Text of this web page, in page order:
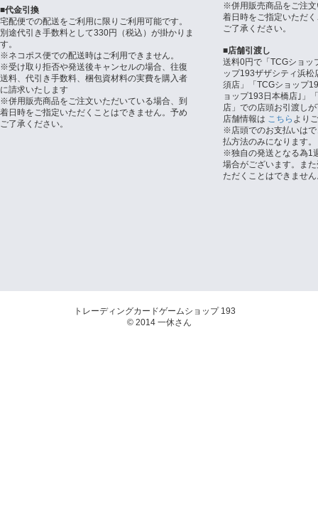
■代金引換
宅配便での配送をご利用に限りご利用可能です。
別途代引き手数料として330円（税込）が掛かりま
す。
※ネコポス便での配送時はご利用できません。
※受け取り拒否や発送後キャンセルの場合、往復
送料、代引き手数料、梱包資材料の実費を購入者
に請求いたします
※併用販売商品をご注文いただいている場合、到
着日時をご指定いただくことはできません。予め
ご了承ください。
※併用販売商品をご注
着日時をご指定いただ
ご了承ください。
■店舗引渡し
送料0円で「TCGショッ
ップ193ザザシティ浜
須店」「TCGショップ
ョップ193日本橋店｣」
店」での店頭お引渡し
店舗情報は こちら より
※店頭でのお支払いは
払方法のみになります。
※独自の発送となる為1
場合がございます。ま
ただくことはできませ
トレーディングカードゲームショップ 193
© 2014 一休さん